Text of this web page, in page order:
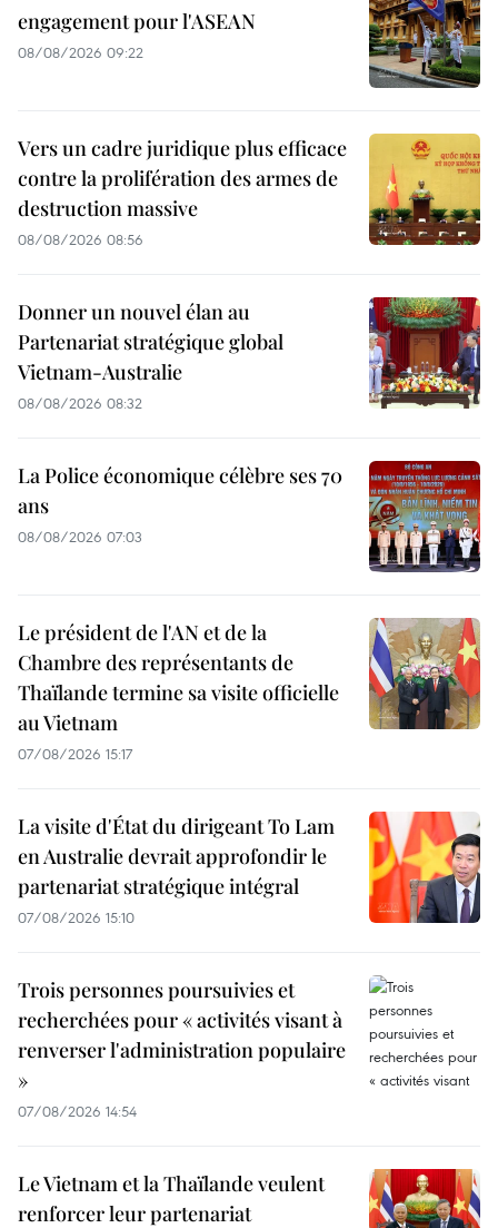
engagement pour l'ASEAN
08/08/2026 09:22
Vers un cadre juridique plus efficace
contre la prolifération des armes de
destruction massive
08/08/2026 08:56
Donner un nouvel élan au
Partenariat stratégique global
Vietnam-Australie
08/08/2026 08:32
La Police économique célèbre ses 70
ans
08/08/2026 07:03
Le président de l'AN et de la
Chambre des représentants de
Thaïlande termine sa visite officielle
au Vietnam
07/08/2026 15:17
La visite d'État du dirigeant To Lam
en Australie devrait approfondir le
partenariat stratégique intégral
07/08/2026 15:10
Trois personnes poursuivies et
recherchées pour « activités visant à
renverser l'administration populaire
»
07/08/2026 14:54
Le Vietnam et la Thaïlande veulent
renforcer leur partenariat